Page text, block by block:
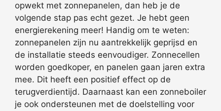
opwekt met zonnepanelen, dan heb je de
volgende stap pas echt gezet. Je hebt geen
energierekening meer! Handig om te weten:
zonnepanelen zijn nu aantrekkelijk geprijsd en
de installatie steeds eenvoudiger. Zonnecellen
worden goedkoper, en panelen gaan jaren extra
mee. Dit heeft een positief effect op de
terugverdientijd. Daarnaast kan een zonneboiler
je ook ondersteunen met de doelstelling voor